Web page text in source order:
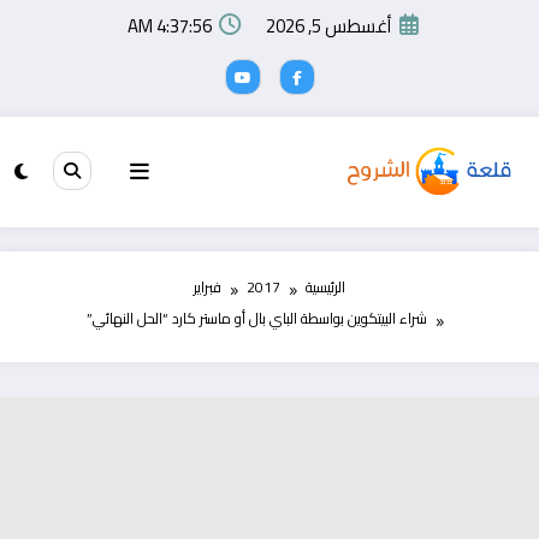
أغسطس 5, 2026 4:37:56 AM
الرئيسية 2017
فبراير
شراء البيتكوين بواسطة الباي بال أو ماستر كارد “الحل النهائي”